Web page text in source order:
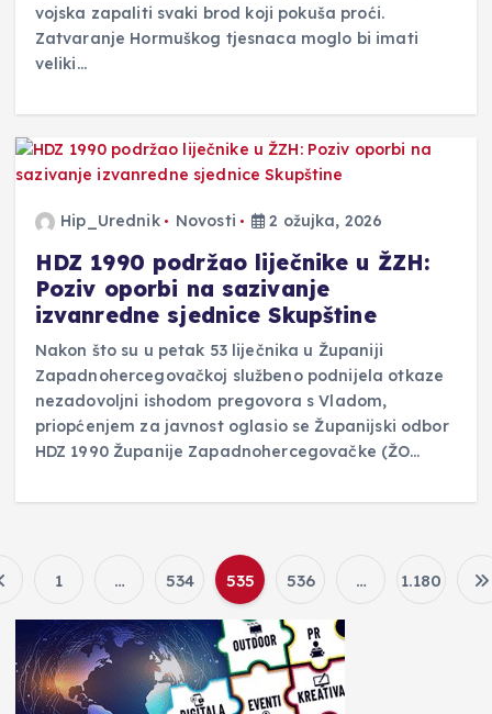
vojska zapaliti svaki brod koji pokuša proći.
Zatvaranje Hormuškog tjesnaca moglo bi imati
veliki…
Hip_Urednik Novosti 2 ožujka, 2026
HDZ 1990 podržao liječnike u ŽZH:
Poziv oporbi na sazivanje
izvanredne sjednice Skupštine
Nakon što su u petak 53 liječnika u Županiji
Zapadnohercegovačkoj službeno podnijela otkaze
nezadovoljni ishodom pregovora s Vladom,
priopćenjem za javnost oglasio se Županijski odbor
HDZ 1990 Županije Zapadnohercegovačke (ŽO…
B
r
1 … 534 535 536 … 1.180